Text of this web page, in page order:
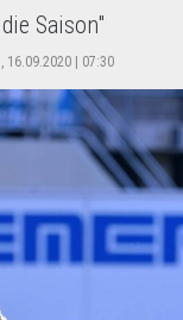
Saison"
16.09.2020 | 07:30